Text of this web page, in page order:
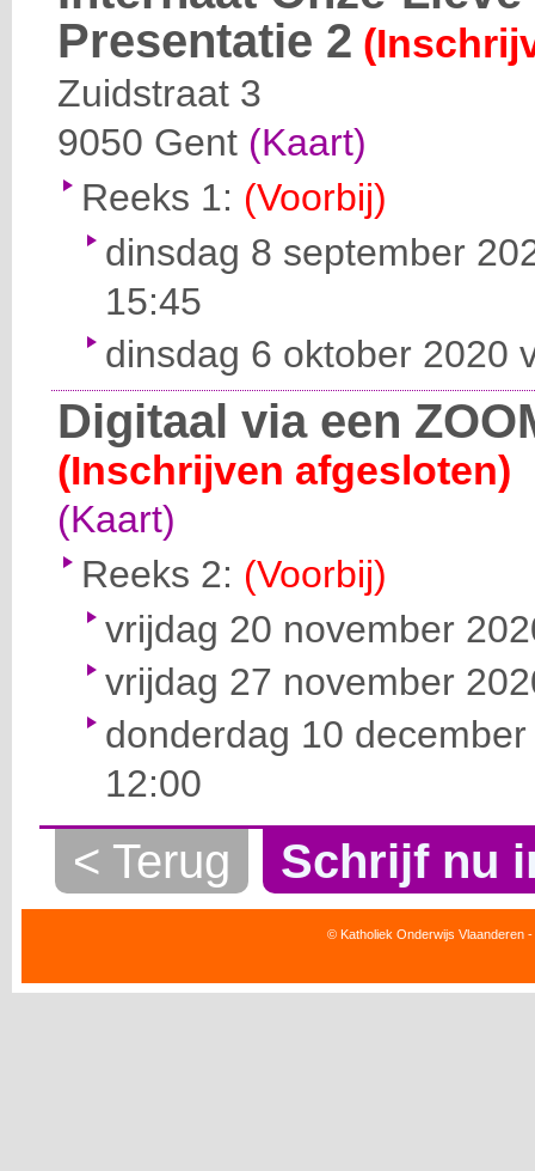
Presentatie 2
Zuidstraat 3
9050 Gent (Kaart)
Reeks 1: (Voorbij)
dinsdag 8 september
15:45
dinsdag 6 oktober 2020
Digitaal via een
(Inschrijven afgesloten)
(Kaart)
Reeks 2: (Voorbij)
vrijdag 20 november
vrijdag 27 november
donderdag 10
12:00
< Terug Schrijf nu
© Katholiek Onderwijs Vlaanderen